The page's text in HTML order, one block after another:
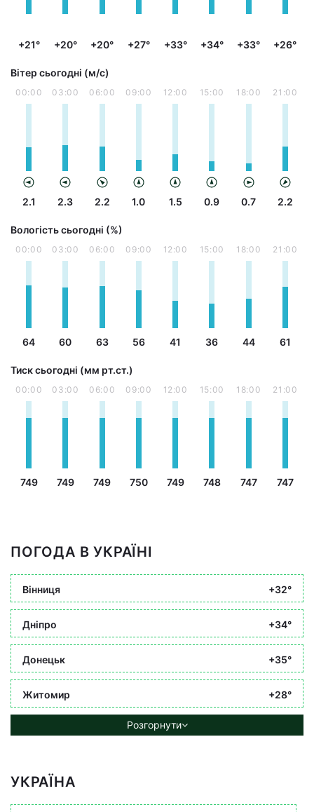
+21° +20° +20° +27° +33° +34° +33° +26°
Вітер сьогодні (м/с)
00:00
2.1
03:00
2.3
06:00
2.2
09:00
1.0
12:00
1.5
15:00
0.9
18:00
0.7
21:00
2.2
Вологість сьогодні (%)
00:00
64
03:00
60
06:00
63
09:00
56
12:00
41
15:00
36
18:00
44
21:00
61
Тиск сьогодні (мм рт.ст.)
00:00
749
03:00
749
06:00
749
09:00
750
12:00
749
15:00
748
18:00
747
21:00
747
ПОГОДА В УКРАЇНІ
Вінниця +32°
Дніпро +34°
Донецьк +35°
Житомир +28°
Розгорнути
УКРАЇНА